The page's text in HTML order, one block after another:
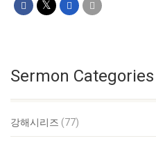
Sermon Categories
강해시리즈 (77)